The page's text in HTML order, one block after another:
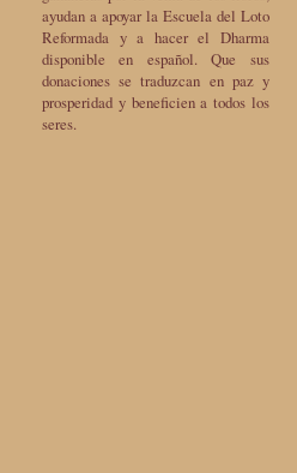
ayudan a apoyar la Escuela del Loto
Reformada y a hacer el Dharma
disponible en español. Que sus
donaciones se traduzcan en paz y
prosperidad y beneficien a todos los
seres.